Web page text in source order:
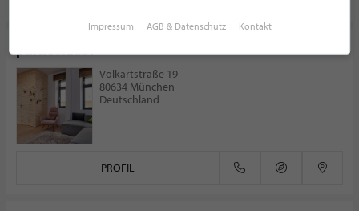
parkettLust
Volkartstraße 19
80634 München
Deutschland
PROFIL
Impressum AGB & Datenschutz Kontakt